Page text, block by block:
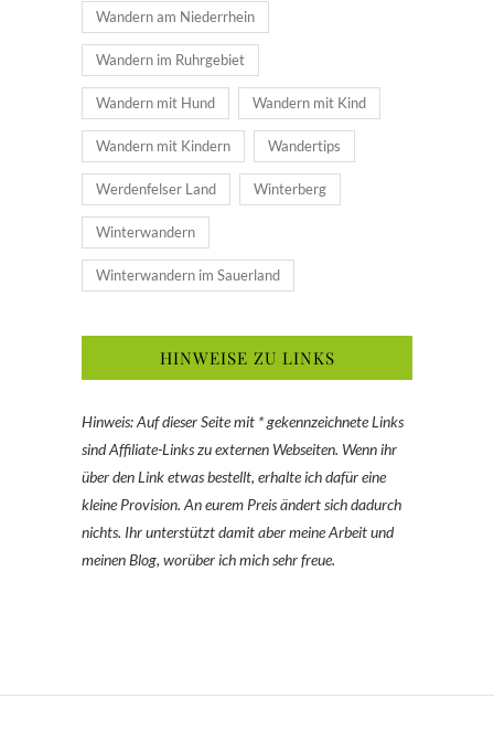
Wandern am Niederrhein
Wandern im Ruhrgebiet
Wandern mit Hund Wandern mit Kind
Wandern mit Kindern Wandertips
Werdenfelser Land Winterberg
Winterwandern
Winterwandern im Sauerland
HINWEISE ZU LINKS
Hinweis: Auf dieser Seite mit * gekennzeichnete Links
sind Affiliate-Links zu externen Webseiten. Wenn ihr
über den Link etwas bestellt, erhalte ich dafür eine
kleine Provision. An eurem Preis ändert sich dadurch
nichts. Ihr unterstützt damit aber meine Arbeit und
meinen Blog, worüber ich mich sehr freue.